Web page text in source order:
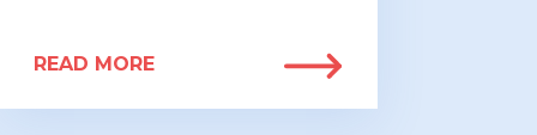
READ MORE